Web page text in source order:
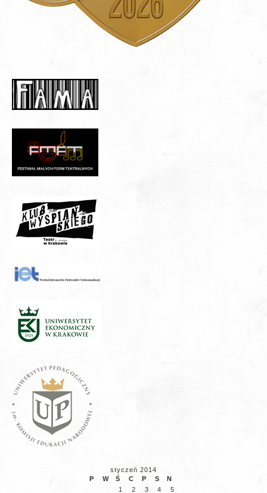
styczeń 2014
P
W Ś C P S
N
1
2 3 4 5